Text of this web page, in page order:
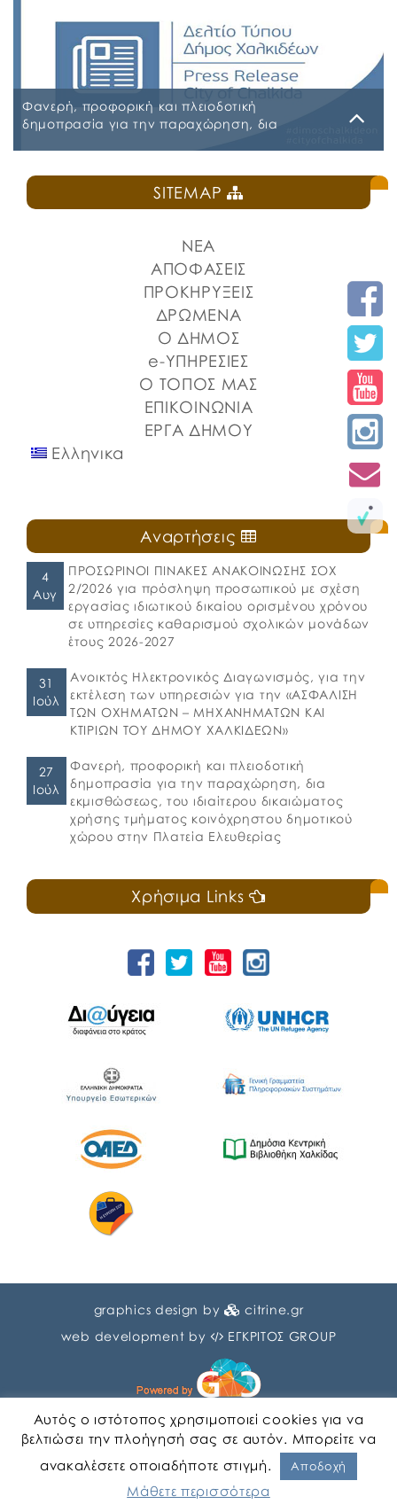
ΑΣΦΑΛΕΙΕΣ 2026-2027 09-07-2026_signed
ΠΑΡΑΡΤΗΜΑ Α’ ΜΕΛΕΤΗ ΑΣΦΑΛΕΙΕΣ ΕΠΕΞΕΡΓΑΣΙΜΗ
2026-2027 09-07-2026 ΠΑΡΑΡΤΗΜΑ Β ΕΕΕΣ PDF_signed
ΠΕΡΙΛΗΨΗ ΔΙΑΚΗΡΥΞΗΣ ΑΣΦΑΛΕΙΕΣ_signed
Φανερή, προφορική και πλειοδοτική
δημοπρασία για την παραχώρηση, δια
χώρου στην Πλατεία Ελευθερίας
ΠΡΟΚΗΡΥΞΗ ΚΑΝΤΙΝΑ ΠΛΑΤΕΙΑΣ ΕΛΕΥΘΕΡΙΑΣ
SITEMAP
ΝΕΑ
ΑΠΟΦΑΣΕΙΣ
ΠΡΟΚΗΡΥΞΕΙΣ
ΔΡΩΜΕΝΑ
Ο ΔΗΜΟΣ
e-ΥΠΗΡΕΣΙΕΣ
Ο ΤΟΠΟΣ ΜΑΣ
ΕΠΙΚΟΙΝΩΝΙΑ
ΕΡΓΑ ΔΗΜΟΥ
Ελληνικα
Αναρτήσεις
4
Αυγ
ΠΡΟΣΩΡΙΝΟΙ ΠΙΝΑΚΕΣ ΑΝΑΚΟΙΝΩΣΗΣ ΣΟΧ
2/2026 για πρόσληψη προσωπικού με σχέση
εργασίας ιδιωτικού δικαίου ορισμένου χρόνου
σε υπηρεσίες καθαρισμού σχολικών μονάδων
έτους 2026-2027
31
Ιούλ
Ανοικτός Ηλεκτρονικός Διαγωνισμός, για την
εκτέλεση των υπηρεσιών για την «ΑΣΦΑΛΙΣΗ
ΤΩΝ ΟΧΗΜΑΤΩΝ – ΜΗΧΑΝΗΜΑΤΩΝ ΚΑΙ
ΚΤΙΡΙΩΝ ΤΟΥ ΔΗΜΟΥ ΧΑΛΚΙΔΕΩΝ»
27
Ιούλ
Φανερή, προφορική και πλειοδοτική
δημοπρασία για την παραχώρηση, δια
εκμισθώσεως, του ιδιαίτερου δικαιώματος
χρήσης τμήματος κοινόχρηστου δημοτικού
χώρου στην Πλατεία Ελευθερίας
Χρήσιμα Links
graphics design by
citrine.gr
web development by
ΕΓΚΡΙΤΟΣ GROUP
Αυτός ο ιστότοπος χρησιμοποιεί cookies για να
βελτιώσει την πλοήγησή σας σε αυτόν. Μπορείτε να
ανακαλέσετε οποιαδήποτε στιγμή.
Αποδοχή
Μάθετε περισσότερα
Αγγλικα Ελληνικα